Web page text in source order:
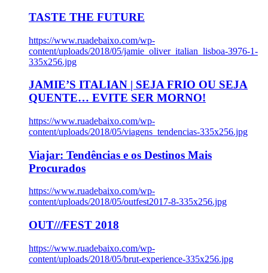
TASTE THE FUTURE
https://www.ruadebaixo.com/wp-
content/uploads/2018/05/jamie_oliver_italian_lisboa-3976-1-
335x256.jpg
JAMIE’S ITALIAN | SEJA FRIO OU SEJA
QUENTE… EVITE SER MORNO!
https://www.ruadebaixo.com/wp-
content/uploads/2018/05/viagens_tendencias-335x256.jpg
Viajar: Tendências e os Destinos Mais
Procurados
https://www.ruadebaixo.com/wp-
content/uploads/2018/05/outfest2017-8-335x256.jpg
OUT///FEST 2018
https://www.ruadebaixo.com/wp-
content/uploads/2018/05/brut-experience-335x256.jpg